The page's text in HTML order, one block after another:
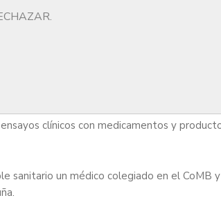
clínicos con medicamentos y
sanitario un médico colegiado en el CoMB